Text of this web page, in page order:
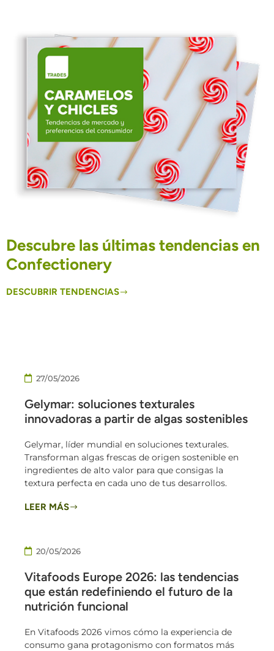
Descubre las últimas tendencias en
Confectionery
DESCUBRIR TENDENCIAS
27/05/2026
Gelymar: soluciones texturales
innovadoras a partir de algas sostenibles
Gelymar, líder mundial en soluciones texturales.
Transforman algas frescas de origen sostenible en
ingredientes de alto valor para que consigas la
textura perfecta en cada uno de tus desarrollos.
LEER MÁS
20/05/2026
Vitafoods Europe 2026: las tendencias
que están redefiniendo el futuro de la
nutrición funcional
En Vitafoods 2026 vimos cómo la experiencia de
consumo gana protagonismo con formatos más